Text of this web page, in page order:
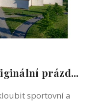
prázd...
sportovní a